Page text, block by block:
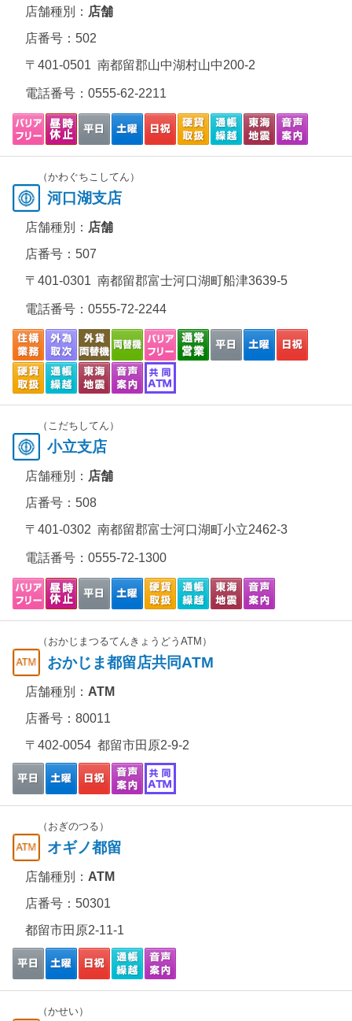
店舗種別： 店舗
店番号：502
〒401-0501 南都留郡山中湖村山中200-2
電話番号： 0555-62-2211
（かわぐちこしてん）
河口湖支店
店舗種別： 店舗
店番号：507
〒401-0301 南都留郡富士河口湖町船津3639-5
電話番号： 0555-72-2244
（こだちしてん）
小立支店
店舗種別： 店舗
店番号：508
〒401-0302 南都留郡富士河口湖町小立2462-3
電話番号： 0555-72-1300
（おかじまつるてんきょうどうATM）
おかじま都留店共同ATM
店舗種別： ATM
店番号：80011
〒402-0054 都留市田原2-9-2
（おぎのつる）
オギノ都留
店舗種別： ATM
店番号：50301
都留市田原2-11-1
（かせい）